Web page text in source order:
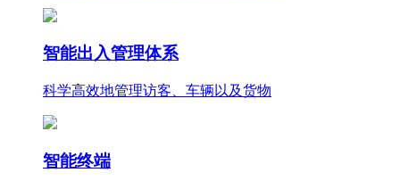
智能出入管理体系
科学高效地管理访客、车辆以及货物
智能终端